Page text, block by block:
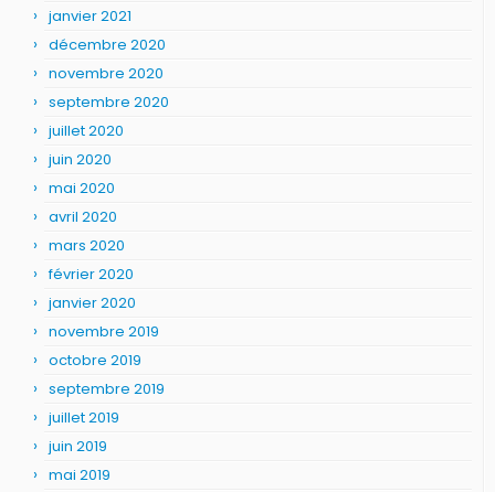
janvier 2021
décembre 2020
novembre 2020
septembre 2020
juillet 2020
juin 2020
mai 2020
avril 2020
mars 2020
février 2020
janvier 2020
novembre 2019
octobre 2019
septembre 2019
juillet 2019
juin 2019
mai 2019